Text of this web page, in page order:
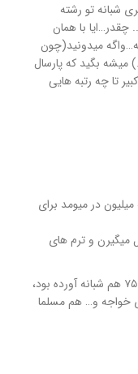
شبانه تو رشته
چقدر…ایا با همان
میدونید(چون
میشه بگید که پارسال
تا چه رتبه هایی
هزینه شبانه مکانیک جامدات امسال ۵۵ میلیون در میومد برای
رو ۶ تومان کامل میگیرن و ترم های
برای دانشکده فنی تهران پارسال با رتبه ۷۵ هم شبانه آورده بود،
خواجه و… هم مسلما